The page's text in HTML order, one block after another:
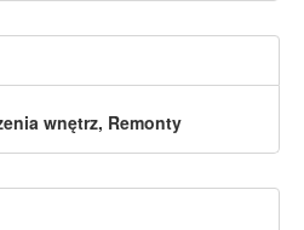
wnętrz, Remonty